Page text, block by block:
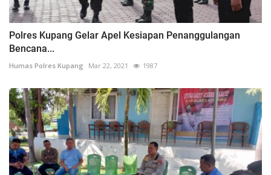
Polres Kupang Gelar Apel Kesiapan Penanggulangan
Bencana...
Humas Polres Kupang Mar 22, 2021 1987